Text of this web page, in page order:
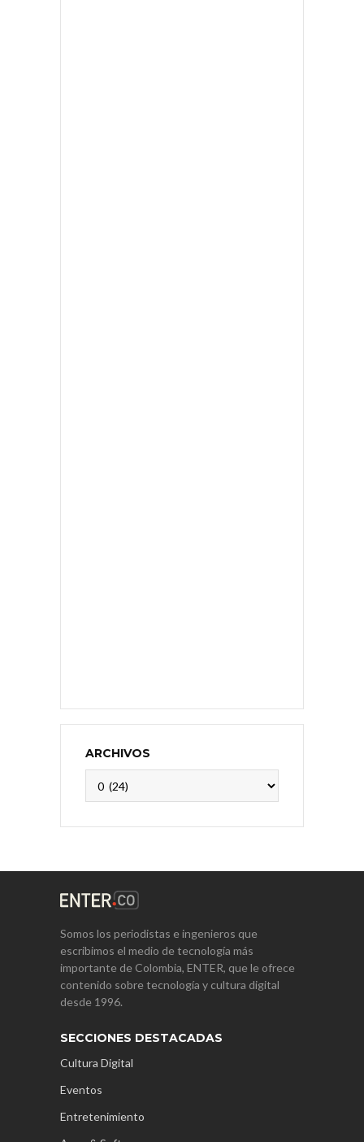
ARCHIVOS
Somos los periodistas e ingenieros que
escribimos el medio de tecnología más
importante de Colombia, ENTER, que le ofrece
contenido sobre tecnología y cultura digital
desde 1996.
SECCIONES DESTACADAS
Cultura Digital
Eventos
Entretenimiento